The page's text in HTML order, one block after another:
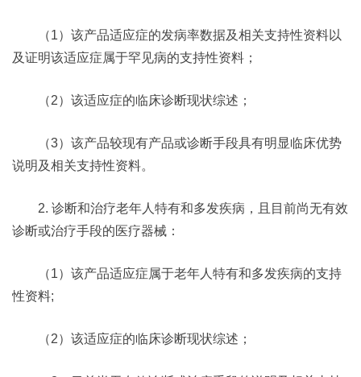
（1）该产品适应症的发病率数据及相关支持性资料以
及证明该适应症属于罕见病的支持性资料；
（2）该适应症的临床诊断现状综述；
（3）该产品较现有产品或诊断手段具有明显临床优势
说明及相关支持性资料。
2. 诊断和治疗老年人特有和多发疾病，且目前尚无有效
诊断或治疗手段的医疗器械：
（1）该产品适应症属于老年人特有和多发疾病的支持
性资料;
（2）该适应症的临床诊断现状综述；